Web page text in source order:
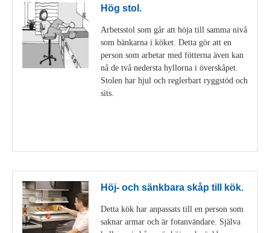
Hög stol.
Arbetsstol som går att höja till samma nivå
som bänkarna i köket. Detta gör att en
person som arbetar med fötterna även kan
nå de två nedersta hyllorna i överskåpet.
Stolen har hjul och reglerbart ryggstöd och
sits.
Höj- och sänkbara skåp till kök.
Detta kök har anpassats till en person som
saknar armar och är fotanvändare. Själva